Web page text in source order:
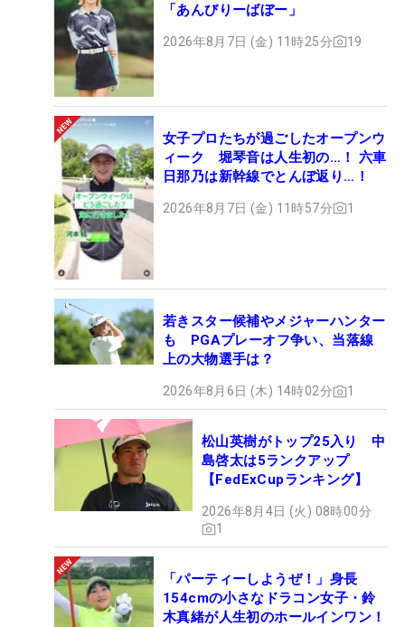
「あんびりーばぼー」
2026年8月7日 (金) 11時25分 19
女子プロたちが過ごしたオープンウ
ィーク 堀琴音は人生初の…！ 六車
日那乃は新幹線でとんぼ返り…！
2026年8月7日 (金) 11時57分 1
若きスター候補やメジャーハンター
も PGAプレーオフ争い、当落線
上の大物選手は？
2026年8月6日 (木) 14時02分 1
松山英樹がトップ25入り 中
島啓太は5ランクアップ
【FedExCupランキング】
2026年8月4日 (火) 08時00分
1
「パーティーしようぜ！」身長
154cmの小さなドラコン女子・鈴
木真緒が人生初のホールインワン！